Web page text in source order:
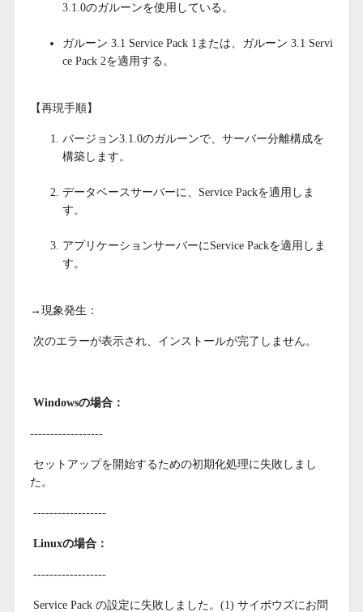
3.1.0のガルーンを使用している。
ガルーン 3.1 Service Pack 1または、ガルーン 3.1 Servi
ce Pack 2を適用する。
【再現手順】
バージョン3.1.0のガルーンで、サーバー分離構成を
構築します。
データベースサーバーに、Service Packを適用しま
す。
アプリケーションサーバーにService Packを適用しま
す。
→現象発生：
次のエラーが表示され、インストールが完了しません。
Windowsの場合：
------------------
セットアップを開始するための初期化処理に失敗しまし
た。
------------------
Linuxの場合：
------------------
Service Pack の設定に失敗しました。(1) サイボウズにお問